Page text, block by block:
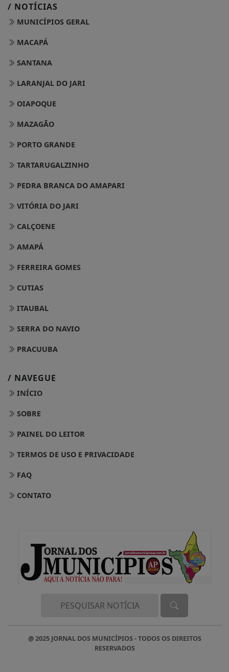
/ NOTÍCIAS
MUNICÍPIOS GERAL
MACAPÁ
SANTANA
LARANJAL DO JARI
OIAPOQUE
MAZAGÃO
PORTO GRANDE
TARTARUGALZINHO
PEDRA BRANCA DO AMAPARI
VITÓRIA DO JARI
CALÇOENE
AMAPÁ
FERREIRA GOMES
CUTIAS
ITAUBAL
SERRA DO NAVIO
PRACUUBA
/ NAVEGUE
INÍCIO
SOBRE
PAINEL DO LEITOR
TERMOS DE USO E PRIVACIDADE
FAQ
CONTATO
@ 2025 JORNAL DOS MUNICÍPIOS - TODOS OS DIREITOS
RESERVADOS